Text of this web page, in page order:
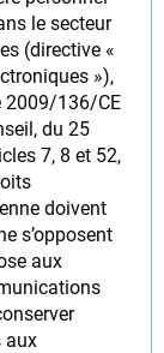
le secteur
(directive «
»),
2009/136/CE
du 25
7, 8 et 52,
doivent
s’opposent
aux
aux